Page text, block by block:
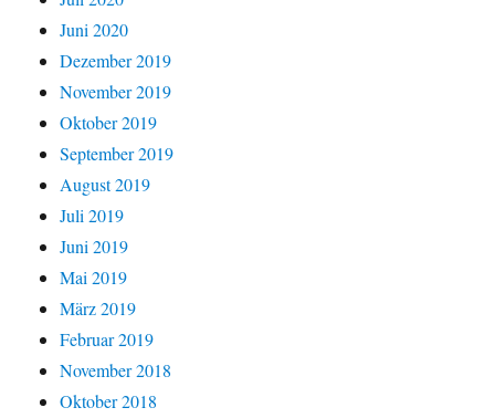
Juni 2020
Dezember 2019
November 2019
Oktober 2019
September 2019
August 2019
Juli 2019
Juni 2019
Mai 2019
März 2019
Februar 2019
November 2018
Oktober 2018